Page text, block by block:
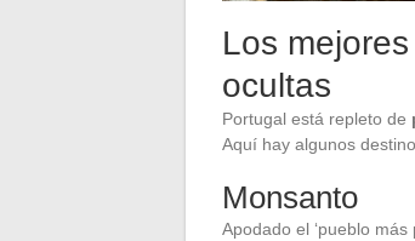
Los
ocultas
Portugal está repleto de
Aquí hay algunos
Monsanto
Apodado el ‘pueblo más